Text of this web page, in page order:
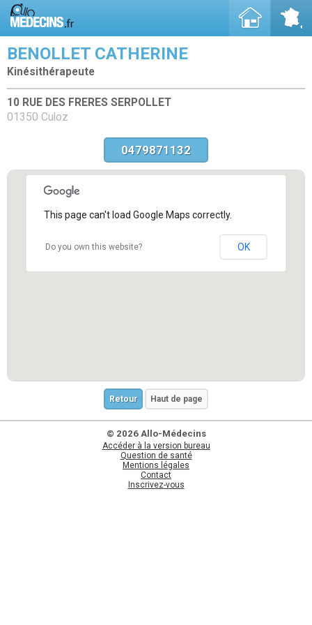
BENOLLET CATHERINE
Kinésithérapeute
10 RUE DES FRERES SERPOLLET
01350 Culoz
0479871132
This page can't load Google Maps correctly.
Do you own this website? OK
Retour Haut de page
© 2026 Allo-Médecins
Accéder à la version bureau
Question de santé
Mentions légales
Contact
Inscrivez-vous